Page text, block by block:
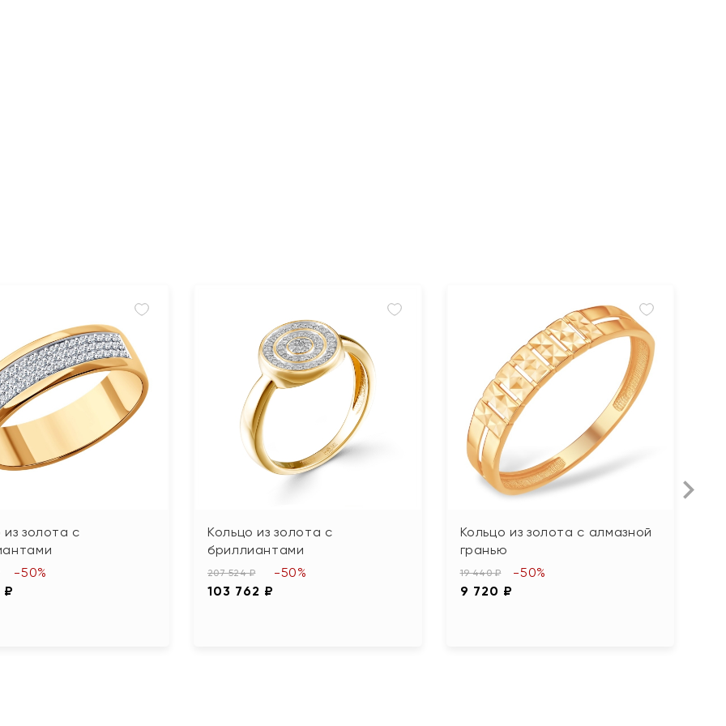
из золота с
₽
-50%
Кольцо из золота с
бриллиантами
207 524 ₽
103 762 ₽
-50%
Кольцо из золота с алмазной
гранью
19 440 ₽
9 720 ₽
-50%